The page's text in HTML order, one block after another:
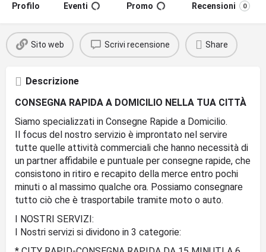
Profilo Eventi Promo Recensioni 0
Sito web Scrivi recensione Share
Descrizione
CONSEGNA RAPIDA A DOMICILIO NELLA TUA CITTÀ
Siamo specializzati in Consegne Rapide a Domicilio.
Il focus del nostro servizio è improntato nel servire
tutte quelle attività commerciali che hanno necessità di
un partner affidabile e puntuale per consegne rapide, che
consistono in ritiro e recapito della merce entro pochi
minuti o al massimo qualche ora. Possiamo consegnare
tutto ciò che è trasportabile tramite moto o auto.
I NOSTRI SERVIZI:
I Nostri servizi si dividono in 3 categorie: